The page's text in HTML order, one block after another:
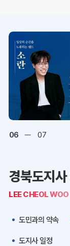
대구·경북
행정 통합
디지털아카이브
오시는 길
K보듬 6000
정보공개
06 07
경북도지사
LEE CHEOL WOO
도민과의 약속
도지사 일정